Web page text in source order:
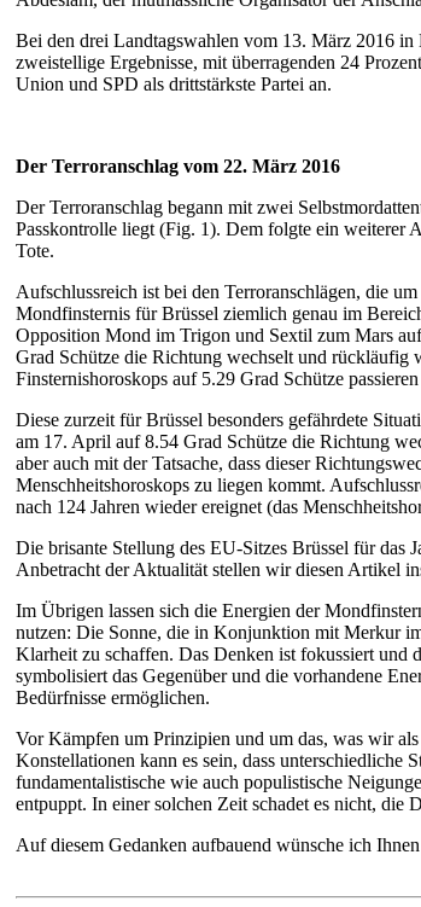
Bei den drei Landtagswahlen vom 13. März 2016
zweistellige Ergebnisse, mit überragenden 24
Union und SPD als drittstärkste Partei an.
Der Terroranschlag vom 22. März 2016
Der Terroranschlag begann mit zwei
Passkontrolle liegt (Fig. 1). Dem folgte ein weiterer
Tote.
Aufschlussreich ist bei den Terroranschlägen, die
Mondfinsternis für Brüssel ziemlich genau im
Opposition Mond im Trigon und Sextil zum Mars
Grad Schütze die Richtung wechselt und rückläufig
Finsternishoroskops auf 5.29 Grad Schütze
Diese zurzeit für Brüssel besonders gefährdete
am 17. April auf 8.54 Grad Schütze die Richtung
aber auch mit der Tatsache, dass dieser
Menschheitshoroskops zu liegen kommt.
nach 124 Jahren wieder ereignet (das
Die brisante Stellung des EU-Sitzes Brüssel für das
Anbetracht der Aktualität stellen wir diesen Artikel
Im Übrigen lassen sich die Energien der
nutzen: Die Sonne, die in Konjunktion mit Merkur
Klarheit zu schaffen. Das Denken ist fokussiert und
symbolisiert das Gegenüber und die vorhandene
Bedürfnisse ermöglichen.
Vor Kämpfen um Prinzipien und um das, was wir
Konstellationen kann es sein, dass unterschiedliche
fundamentalistische wie auch populistische
entpuppt. In einer solchen Zeit schadet es nicht, die
Auf diesem Gedanken aufbauend wünsche ich